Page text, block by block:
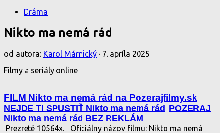
Dráma
Nikto ma nemá rád
od autora: Karol Márnický · 7. apríla 2025
Filmy a seriály online
FILM Nikto ma nemá rád na Pozerajfilmy.sk
NEJDE TI SPUSTIŤ Nikto ma nemá rád POZERAJ
Nikto ma nemá rád BEZ REKLÁM
Prezreté 10564x.
Oficiálny názov filmu: Nikto ma nemá